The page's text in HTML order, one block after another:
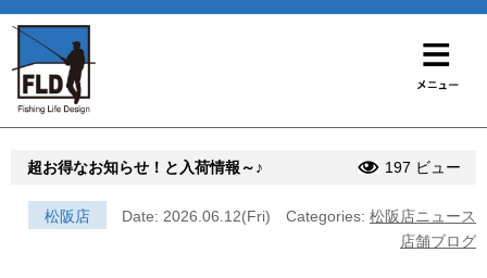
超お得なお知らせ！と入荷情報～♪ 197 ビュー
松阪店 Date: 2026.06.12(Fri) Categories: 松阪店ニュース
店舗ブログ